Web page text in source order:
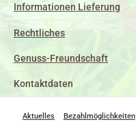
Informationen Lieferung
Rechtliches
Genuss-Freundschaft
Kontaktdaten
Aktuelles Bezahlmöglichkeiten